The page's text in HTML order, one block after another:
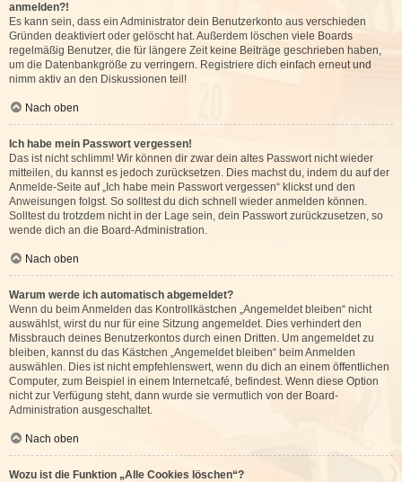
anmelden?!
Es kann sein, dass ein Administrator dein Benutzerkonto aus verschieden
Gründen deaktiviert oder gelöscht hat. Außerdem löschen viele Boards
regelmäßig Benutzer, die für längere Zeit keine Beiträge geschrieben haben,
um die Datenbankgröße zu verringern. Registriere dich einfach erneut und
nimm aktiv an den Diskussionen teil!
Nach oben
Ich habe mein Passwort vergessen!
Das ist nicht schlimm! Wir können dir zwar dein altes Passwort nicht wieder
mitteilen, du kannst es jedoch zurücksetzen. Dies machst du, indem du auf der
Anmelde-Seite auf „Ich habe mein Passwort vergessen“ klickst und den
Anweisungen folgst. So solltest du dich schnell wieder anmelden können.
Solltest du trotzdem nicht in der Lage sein, dein Passwort zurückzusetzen, so
wende dich an die Board-Administration.
Nach oben
Warum werde ich automatisch abgemeldet?
Wenn du beim Anmelden das Kontrollkästchen „Angemeldet bleiben“ nicht
auswählst, wirst du nur für eine Sitzung angemeldet. Dies verhindert den
Missbrauch deines Benutzerkontos durch einen Dritten. Um angemeldet zu
bleiben, kannst du das Kästchen „Angemeldet bleiben“ beim Anmelden
auswählen. Dies ist nicht empfehlenswert, wenn du dich an einem öffentlichen
Computer, zum Beispiel in einem Internetcafé, befindest. Wenn diese Option
nicht zur Verfügung steht, dann wurde sie vermutlich von der Board-
Administration ausgeschaltet.
Nach oben
Wozu ist die Funktion „Alle Cookies löschen“?